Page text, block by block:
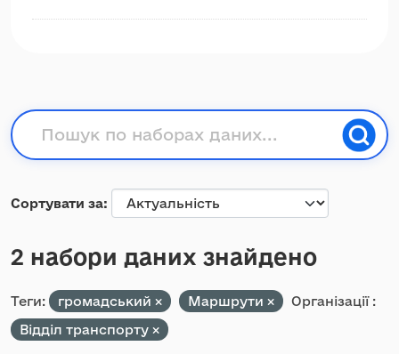
Сортувати за
2 набори даних знайдено
Теги: громадський Маршрути
Організації :
Відділ транспорту